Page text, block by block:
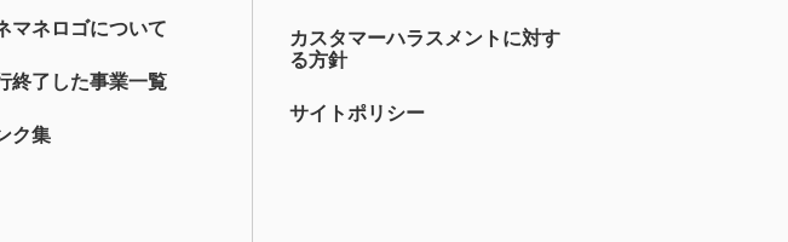
マネロゴについて
終了した事業一覧
ク集
カスタマーハラスメントに対す
る方針
サイトポリシー